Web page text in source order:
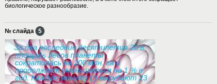
биологическое разнообразие.
№ слайда 5